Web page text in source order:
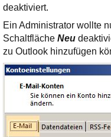
deaktiviert.
Ein Administrator wollte
Schaltfläche Neu
zu Outlook hinzufügen
E-Mail bestätigen